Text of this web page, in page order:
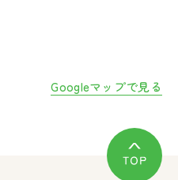
Googleマップで見る